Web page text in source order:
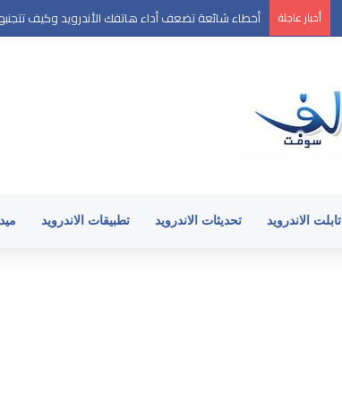
أخبار عاجلة كيفية البدء مع نظام الأندرويد
تابلت الاندرويد تحديثات الاندرويد تطبيقات الاندرويد